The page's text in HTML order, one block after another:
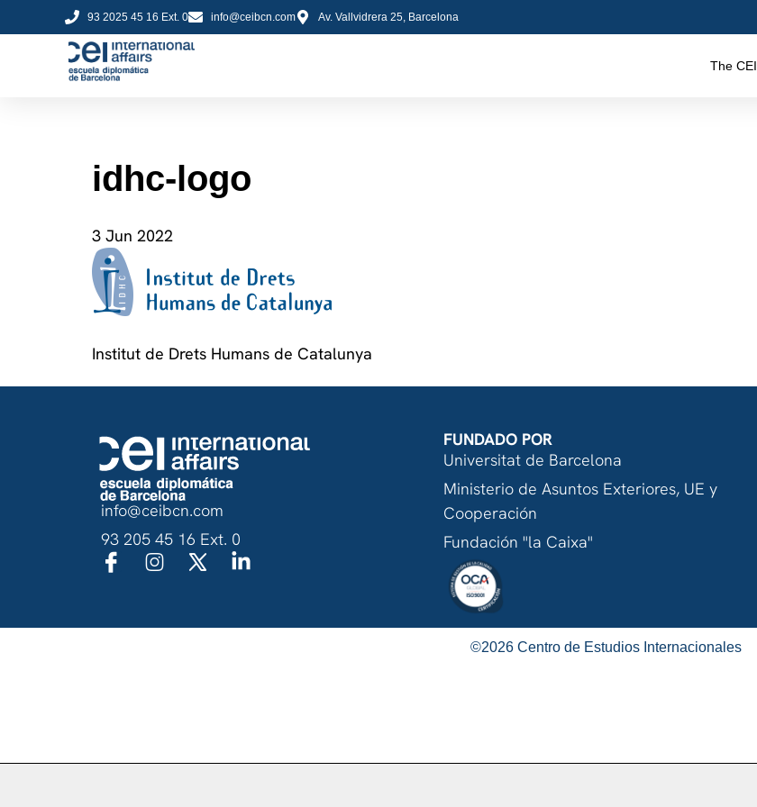
93 2025 45 16 Ext. 0 info@ceibcn.com Av. Vallvidrera 25, Barcelona
The CEI
idhc-logo
3 Jun 2022
Institut de Drets Humans de Catalunya
info@ceibcn.com
93 205 45 16 Ext. 0
FUNDADO POR
Universitat de Barcelona
Ministerio de Asuntos Exteriores, UE y
Cooperación
Fundación "la Caixa"
©2026 Centro de Estudios Internacionales